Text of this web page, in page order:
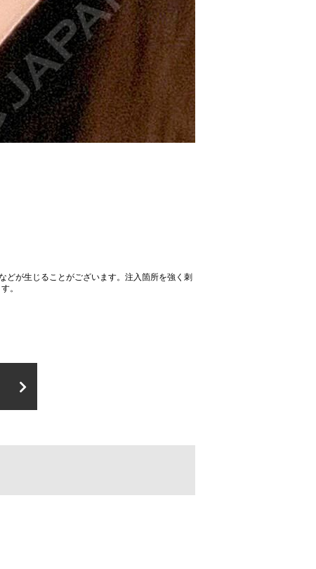
どが生じることがございます。注入箇所を強く刺
。